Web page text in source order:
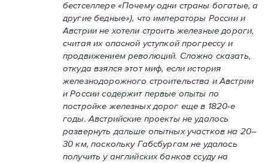
бестселлере «Почему одни страны богатые, а
другие бедные»), что императоры России и
Австрии не хотели строить железные дороги,
считая их опасной уступкой прогрессу и
продвижением революций. Сложно сказать,
откуда взялся этот миф, если история
железнодорожного строительства и Австрии
и России содержит первые опыты по
постройке железных дорог еще в 1820-е
годы. Австрийские проекты не удалось
развернуть дальше опытных участков на 20–
30 км, поскольку Габсбургам не удалось
получить у английских банков ссуду на